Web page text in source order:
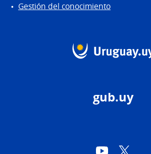
Gestión del conocimiento
gub.uy
YouTube